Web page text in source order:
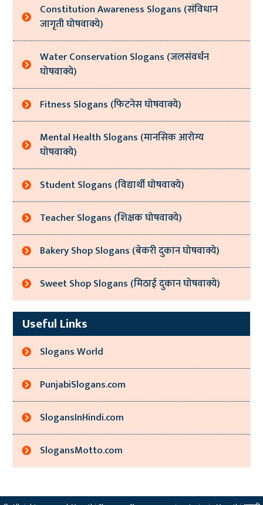
Constitution Awareness Slogans (संविधान
जागृती घोषवाक्ये)
Water Conservation Slogans (जलसंवर्धन
घोषवाक्ये)
Fitness Slogans (फिटनेस घोषवाक्ये)
Mental Health Slogans (मानसिक आरोग्य
घोषवाक्ये)
Student Slogans (विद्यार्थी घोषवाक्ये)
Teacher Slogans (शिक्षक घोषवाक्ये)
Bakery Shop Slogans (बेकरी दुकान घोषवाक्ये)
Sweet Shop Slogans (मिठाई दुकान घोषवाक्ये)
Useful Links
Slogans World
PunjabiSlogans.com
SlogansInHindi.com
SlogansMotto.com